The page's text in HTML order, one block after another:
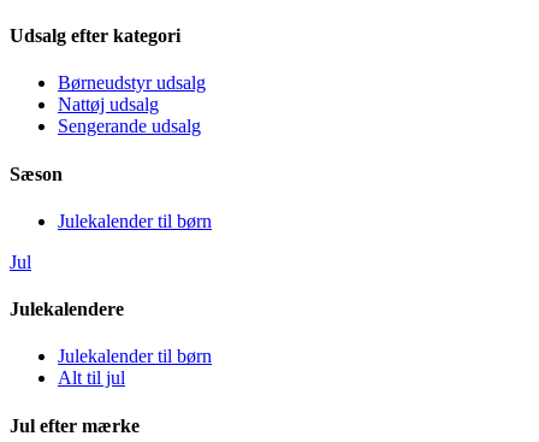
Udsalg efter kategori
Børneudstyr udsalg
Nattøj udsalg
Sengerande udsalg
Sæson
Julekalender til børn
Jul
Julekalendere
Julekalender til børn
Alt til jul
Jul efter mærke